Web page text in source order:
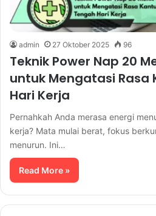
admin 27 Oktober 2025 96
Teknik Power Nap 20
untuk Mengatasi Rasa
Hari Kerja
Pernahkah Anda merasa energi
kerja? Mata mulai berat, fokus
menurun. Ini…
Read More »